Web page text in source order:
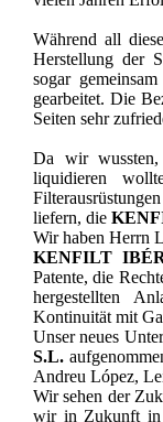
Während all
Herstellung der
sogar
gearbeitet. Die
Seiten sehr
Da wir
liquidieren
liefern, die
Wir haben Herrn
KENFILT
Patente, die
hergestellten
Kontinuität mit
Unser neues
S.L.
Andreu López,
Wir sehen der
wir in Zukunft in